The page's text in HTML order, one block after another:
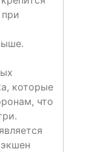
которые
что